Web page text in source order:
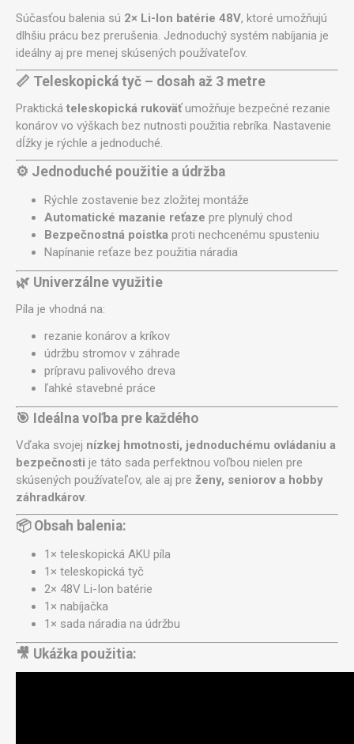
Súčasťou balenia sú 2× Li-Ion batérie 48V, ktoré umožňujú
dlhšiu prácu bez prerušenia. Jednoduchý systém nabíjania je
ideálny aj pre menej skúsených používateľov.
📏 Teleskopická tyč – dosah až 3 metre
Praktická teleskopická rukoväťumožňuje bezpečné rezanie
konárov vo výškach bez nutnosti použitia rebríka. Nastavenie
dĺžky je rýchle a jednoduché.
⚙️ Jednoduché použitie a údržba
Rýchle zostavenie bez zložitej montáže
Automatické mazanie reťaze pre plynulý chod
Bezpečnostná poistka proti nechcenému spusteniu
Napínanie reťaze bez použitia náradia
🌿 Univerzálne využitie
Píla je vhodná na:
rezanie konárov a kríkov
údržbu stromov v záhrade
prípravu palivového dreva
ľahké stavebné práce
🎯 Ideálna voľba pre každého
Vďaka svojej nízkej hmotnosti, jednoduchému ovládaniu a
bezpečnosti je táto sada perfektnou voľbou nielen pre
skúsených používateľov, ale aj pre ženy, seniorov a hobby
záhradkárov.
📦 Obsah balenia:
1× teleskopická AKU píla
1× teleskopická tyč
2× 48V Li-Ion batérie
1× nabíjačka
1× sada náradia na údržbu
🎥 Ukážka použitia: